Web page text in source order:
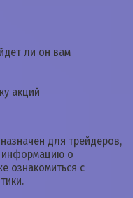
ли он вам
акций
для трейдеров,
информацию о
ознакомиться с